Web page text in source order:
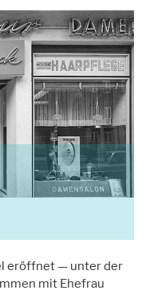
eröffnet — unter der
mit Ehefrau